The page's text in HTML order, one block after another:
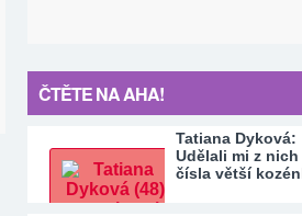
ČTĚTE NA AHA!
Tatiana Dyková:
Udělali mi z
čísla větší